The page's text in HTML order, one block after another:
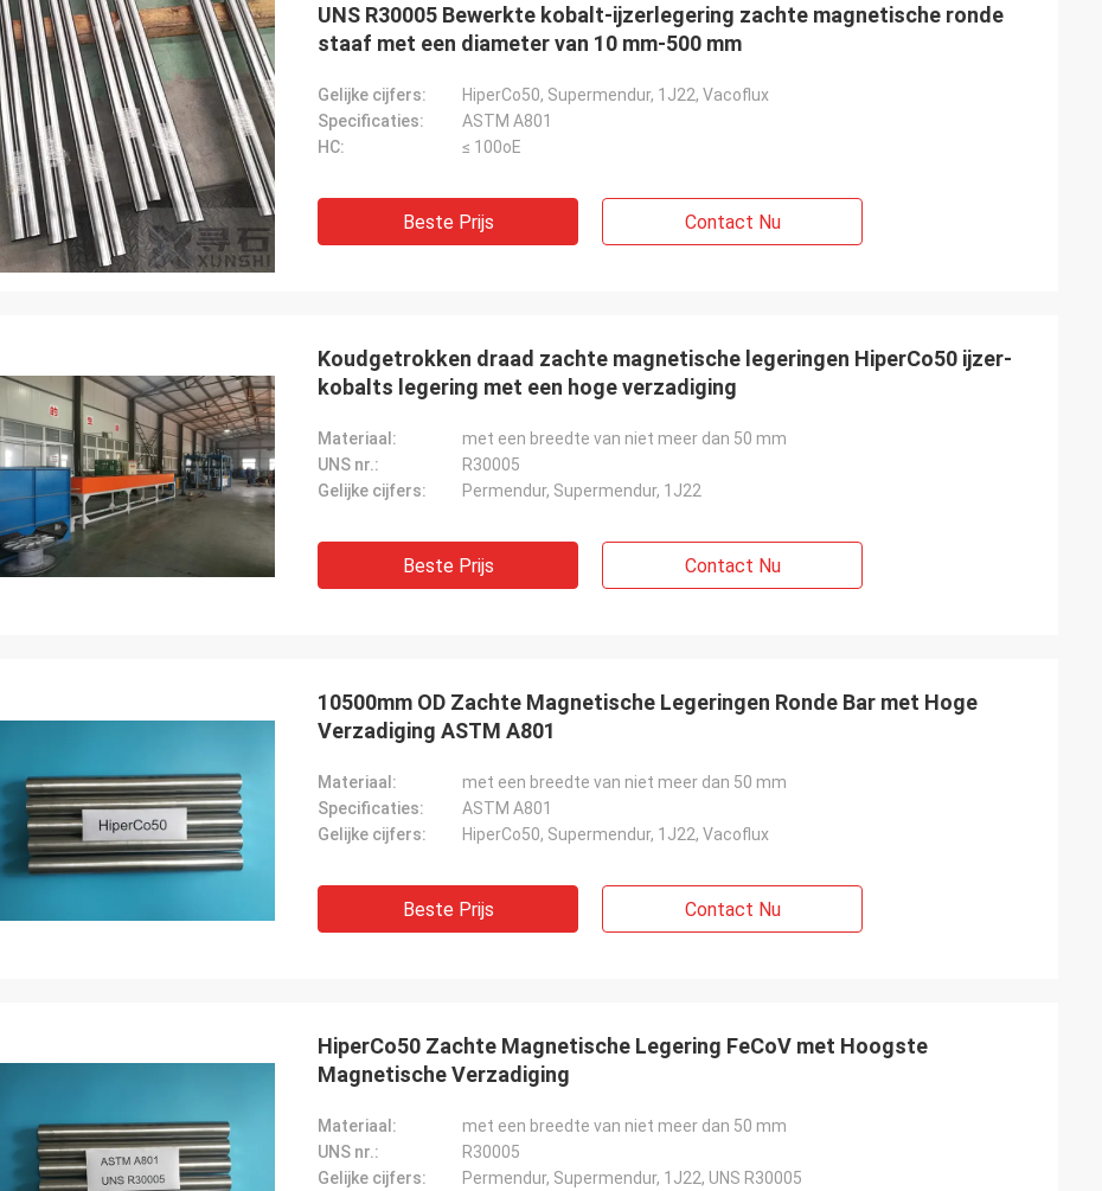
UNS R30005 Bewerkte kobalt-ijzerlegering zachte magnetische ronde
staaf met een diameter van 10 mm-500 mm
Gelijke cijfers:
HiperCo50, Supermendur, 1J22, Vacoflux
Specificaties:
ASTM A801
HC:
≤ 100oE
Beste Prijs Contact Nu
Koudgetrokken draad zachte magnetische legeringen HiperCo50 ijzer-
kobalts legering met een hoge verzadiging
Materiaal:
met een breedte van niet meer dan 50 mm
UNS nr.:
R30005
Gelijke cijfers:
Permendur, Supermendur, 1J22
Beste Prijs Contact Nu
10500mm OD Zachte Magnetische Legeringen Ronde Bar met Hoge
Verzadiging ASTM A801
Materiaal:
met een breedte van niet meer dan 50 mm
Specificaties:
ASTM A801
Gelijke cijfers:
HiperCo50, Supermendur, 1J22, Vacoflux
Beste Prijs Contact Nu
HiperCo50 Zachte Magnetische Legering FeCoV met Hoogste
Magnetische Verzadiging
Materiaal:
met een breedte van niet meer dan 50 mm
UNS nr.:
R30005
Gelijke cijfers:
Permendur, Supermendur, 1J22, UNS R30005